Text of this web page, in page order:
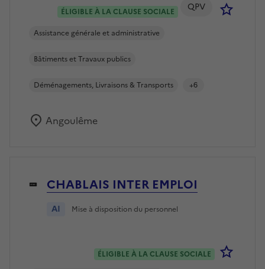
ÉLIGIBLE À LA CLAUSE SOCIALE QPV
Assistance générale et administrative
Bâtiments et Travaux publics
Déménagements, Livraisons & Transports +6
Angoulême
CHABLAIS INTER EMPLOI
AI Mise à disposition du personnel
ÉLIGIBLE À LA CLAUSE SOCIALE